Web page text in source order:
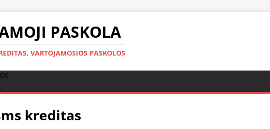
PASKOLA
VARTOJAMOSIOS PASKOLOS
kreditas